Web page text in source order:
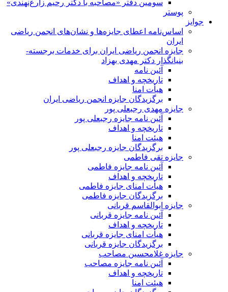
سومین دفتر «مصاحبه با دکتر رحیم زارع‌نهندی»
پوستر
جوایز
اساس‌نامه اعطای جایزه‌ها و نشان‌های انجمن ریاضی
ایران
جایزه انجمن ریاضی ایران برای خدمات برجسته-
بنیانگذار دکتر مهدی بهزاد
آئین نامه
تاریخچه و اهداف
هیأت امنا
برگزیدگان جایزه انجمن ریاضی ایران
جایزه مهدی رجبعلی پور
آئین نامه جایزه رجبعلی پور
تاریخچه و اهداف
هیئت امنا
برگزیدگان جایزه رجبعلی پور
جایزه تقی فاطمی
آئین نامه جایزه فاطمی
تاریخچه و اهداف
هیأت امنای جایزه فاطمی
برگزیدگان جایزه فاطمی
جایزه ابوالقاسم قربانی
آئین نامه جایزه قربانی
تاریخچه و اهداف
هیأت امنای جایزه قربانی
برگزیدگان جایزه قربانی
جایزه غلامحسین مصاحب
آئین نامه جایزه مصاحب
تاریخچه و اهداف
هیئت امنا